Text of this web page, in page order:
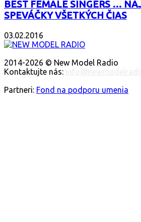
BEST FEMALE SINGERS …
SPEVÁČKY VŠETKÝCH ČIAS
03.02.2016
2014-2026 © New Model Radio
Kontaktujte nás:
Partneri: Fond na podporu umenia